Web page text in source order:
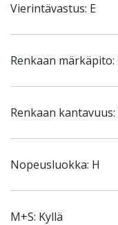
Vierintävastus: E
Renkaan märkäpito:
Renkaan kantavuus:
Nopeusluokka: H
M+S: Kyllä